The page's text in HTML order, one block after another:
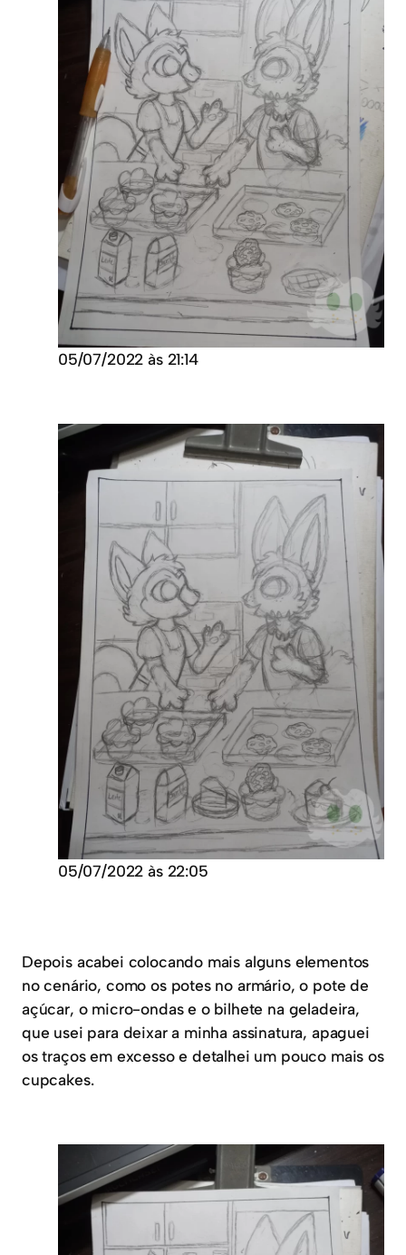
05/07/2022 às 21:14
05/07/2022 às 22:05
Depois acabei colocando mais alguns elementos
no cenário, como os potes no armário, o pote de
açúcar, o micro-ondas e o bilhete na geladeira,
que usei para deixar a minha assinatura, apaguei
os traços em excesso e detalhei um pouco mais os
cupcakes.